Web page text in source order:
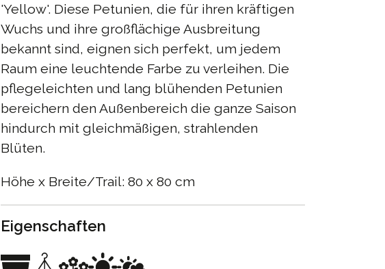
'Yellow'. Diese Petunien, die für ihren kräftigen
Wuchs und ihre großflächige Ausbreitung
bekannt sind, eignen sich perfekt, um jedem
Raum eine leuchtende Farbe zu verleihen. Die
pflegeleichten und lang blühenden Petunien
bereichern den Außenbereich die ganze Saison
hindurch mit gleichmäßigen, strahlenden
Blüten.
Höhe x Breite/Trail: 80 x 80 cm
Eigenschaften